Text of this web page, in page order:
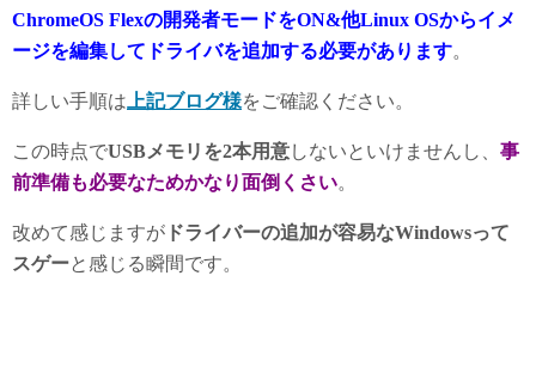
ChromeOS Flexの開発者モードをON&他Linux OSからイメ
ージを編集してドライバを追加する必要があります。
詳しい手順は 上記ブログ様をご確認ください。
この時点でUSBメモリを2本用意しないといけませんし、 事
前準備も必要なためかなり面倒くさい。
改めて感じますが ドライバーの追加が容易なWindowsって
スゲーと感じる瞬間です。